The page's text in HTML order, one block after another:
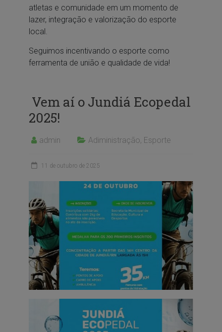
atletas e comunidade em um momento de
lazer, integração e valorização do esporte
local.
Seguimos incentivando o esporte como
ferramenta de união e qualidade de vida!
Vem aí o Jundiá Ecopedal
2025!
admin Adiministração, Esporte
11 de outubro de 2025